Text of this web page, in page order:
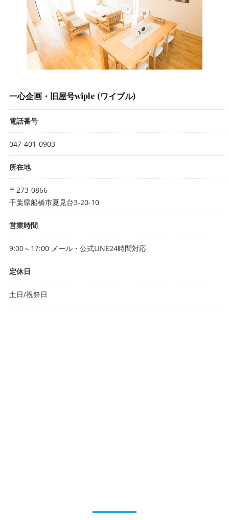
一心企画・旧屋号wiple (ワイプル)
電話番号
047-401-0903
所在地
〒273-0866
千葉県船橋市夏見台3-20-10
営業時間
9:00～17:00 メール・公式LINE24時間対応
定休日
土日/祝祭日